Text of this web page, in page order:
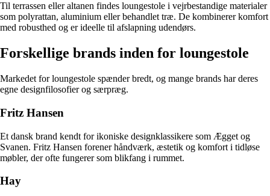
Til terrassen eller altanen findes loungestole i vejrbestandige materialer
som polyrattan, aluminium eller behandlet træ. De kombinerer komfort
med robusthed og er ideelle til afslapning udendørs.
Forskellige brands inden for loungestole
Markedet for loungestole spænder bredt, og mange brands har deres
egne designfilosofier og særpræg.
Fritz Hansen
Et dansk brand kendt for ikoniske designklassikere som Ægget og
Svanen. Fritz Hansen forener håndværk, æstetik og komfort i tidløse
møbler, der ofte fungerer som blikfang i rummet.
Hay